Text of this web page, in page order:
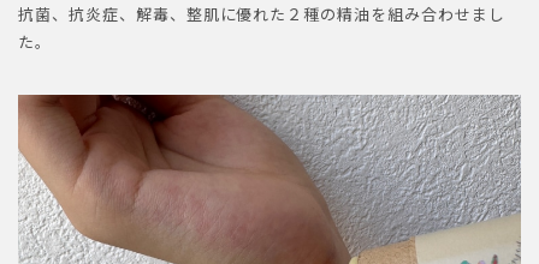
抗菌、抗炎症、解毒、整肌に優れた２種の精油を組み合わせまし
た。